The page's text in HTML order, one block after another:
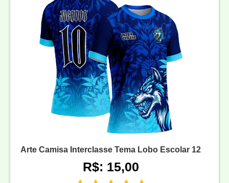
Arte Camisa Interclasse Tema Lobo Escolar 12
R$: 15,00